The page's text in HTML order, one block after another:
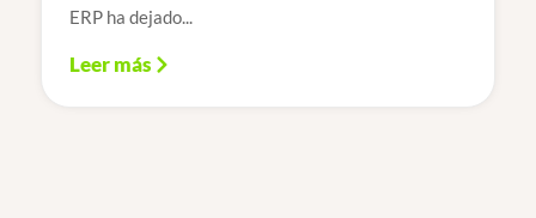
ERP ha dejado...
Leer más